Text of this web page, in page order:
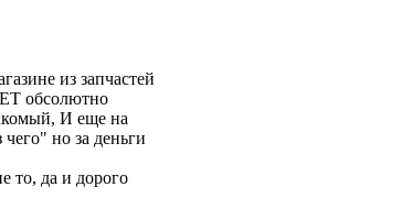
из запчастей
обсолютно
И еще на
но за деньги
да и дорого